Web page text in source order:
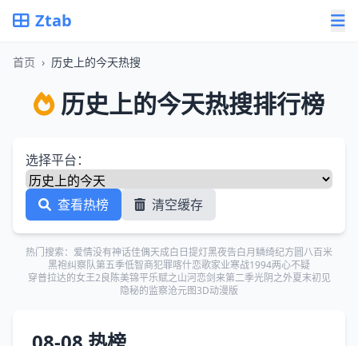
Ztab
首页 › 历史上的今天热搜
历史上的今天热搜排行榜
选择平台：
查看热榜 清空缓存
热门搜索： 爱情没有神话佳偶天成白日提灯黑夜告白月鳞绮纪方圆八百米
黑袍纠察队第五季低智商犯罪喀什恋歌家业寒战1994两心不疑
穿普拉达的女王2良陈美锦平乐赋之山河恋剑来第二季光阴之外夏末初见
隐秘的监察沧元图3D动漫版